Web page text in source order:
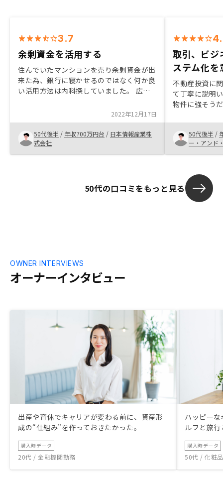
3.7
余剰資金を活用する
住んでいたマンションを売り余剰資金が出
来た為、銀行に寝かせるのではなく何か良
い活用方法は内科探していました。 広告
らいなら不動産投資は有利だと思いまし
た。 購入後のリスクも小さくするプラン
になっていて安心な感覚です。 会社自体
も安定している様に感じるので長期になる
投資を任せられると感じました。書類の煩
2022年12月17日
50代後半 / 年収700万円台 / 日本情報産業株
式会社
取引、ビジ
ステム化を
不動産投資に
て丁寧に説明
物件に強そう
あった。購入
どがアプリで
50代後半 /
ー・アンド
50代の口コミをもっと見る
オーナーインタビュー
OWNER INTERVIEWS
出産や育休でキャリアが変わる前に、資産形
成の“仕組み”を作っておきたかった。
購入時データ
20代 / 金融機関勤務
ハッピー
ルフと旅
購入時データ
50代 / 化粧